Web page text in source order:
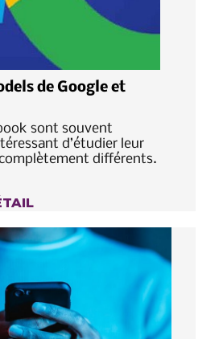
de Google et
sont souvent
d’étudier leur
différents.